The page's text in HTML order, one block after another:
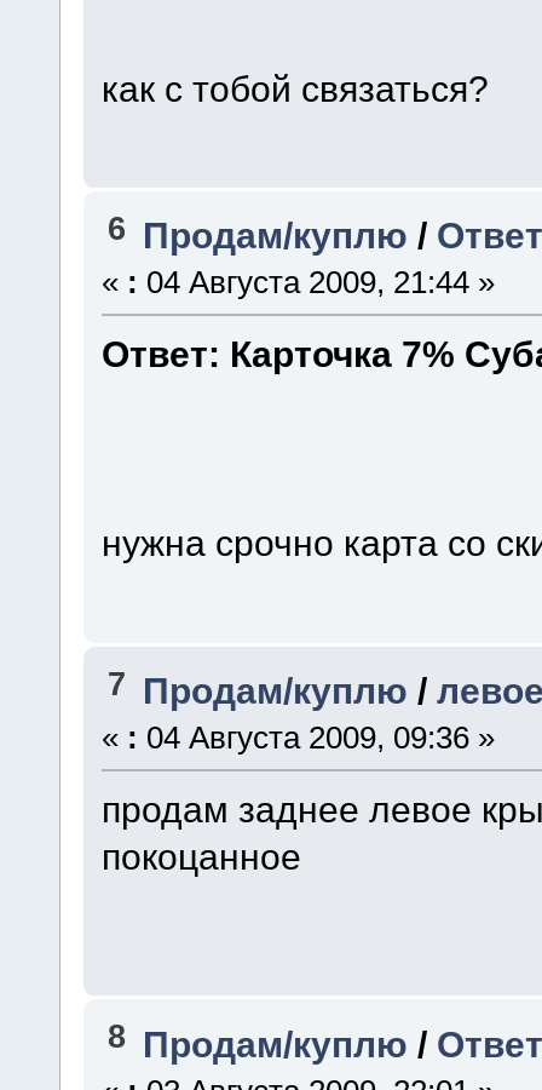
как с тобой связаться?
6 Продам/куплю /
« : 04 Августа 2009, 21:44 »
Ответ: Карточка 7%
нужна срочно карта со
7 Продам/куплю /
« : 04 Августа 2009, 09:36 »
продам заднее левое
покоцанное
8 Продам/куплю /